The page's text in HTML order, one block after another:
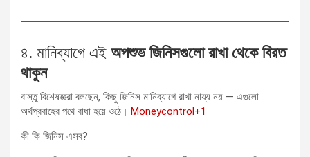
৪. মানিব্যাগে এই অপশুভ জিনিসগুলো রাখা থেকে বিরত
থাকুন
বাস্তু বিশেষজ্ঞরা বলছেন, কিছু জিনিস মানিব্যাগে রাখা নায্য নয় — এগুলো
অর্থপ্রবাহের পথে বাধা হয়ে ওঠে। Moneycontrol+1
কী কি জিনিস এসব?